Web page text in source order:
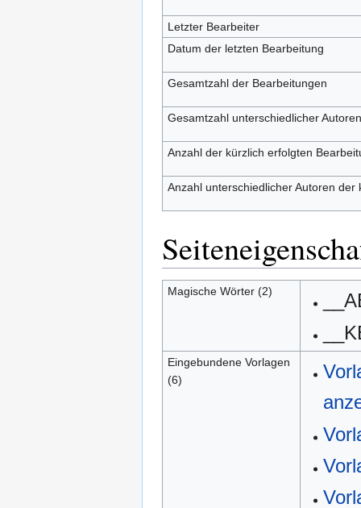
Letzter Bearbeiter
Datum der letzten Bearbeitung
Gesamtzahl der Bearbeitungen
Gesamtzahl unterschiedlicher Autoren
Anzahl der kürzlich erfolgten
Anzahl unterschiedlicher Autoren
Magische Wörter (2)
Eingebundene Vorlagen
(6)